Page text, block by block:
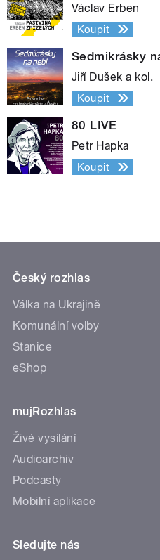
Václav Erben
Koupit
Sedmikrásky
Jiří Dušek a kol.
Koupit
80 LIVE
Petr Hapka
Koupit
Český rozhlas
Válka na Ukrajině
Komunální volby
Stanice
eShop
mujRozhlas
Živé vysílání
Audioarchiv
Podcasty
Mobilní aplikace
Sledujte nás